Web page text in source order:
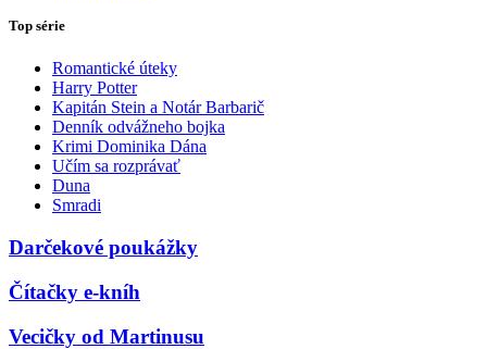
Top série
Romantické úteky
Harry Potter
Kapitán Stein a Notár Barbarič
Denník odvážneho bojka
Krimi Dominika Dána
Učím sa rozprávať
Duna
Smradi
Darčekové poukážky
Čítačky e-kníh
Vecičky od Martinusu